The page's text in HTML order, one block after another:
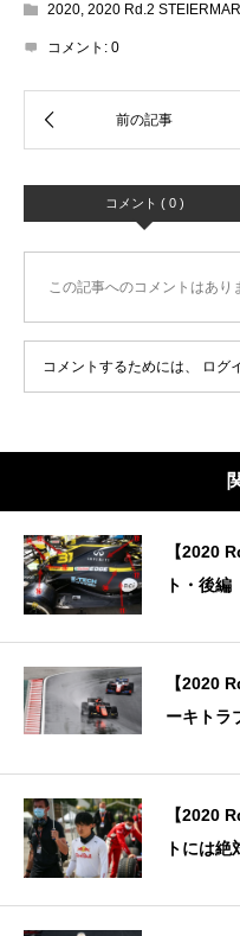
2020, 2020 Rd.2
コメント: 0
コメント ( 0 )
この記事へのコメントはあり
コメントするためには、 ログ
【2020
ト・後編
【2020
ーキトラ
【2020
トには絶